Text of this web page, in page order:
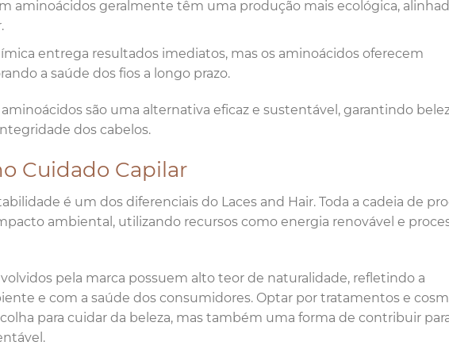
aminoácidos geralmente têm uma produção mais ecológica,
entrega resultados imediatos, mas os aminoácidos oferecem
a saúde dos fios a longo prazo.
são uma alternativa eficaz e sustentável, garantindo
dos cabelos.
Cuidado Capilar
é um dos diferenciais do Laces and Hair. Toda a cadeia de
ambiental, utilizando recursos como energia renovável e
pela marca possuem alto teor de naturalidade, refletindo a
e com a saúde dos consumidores. Optar por tratamentos e
para cuidar da beleza, mas também uma forma de contribuir